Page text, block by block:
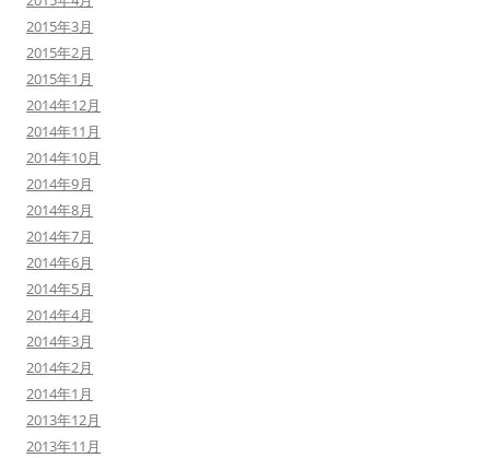
2015年3月
2015年2月
2015年1月
2014年12月
2014年11月
2014年10月
2014年9月
2014年8月
2014年7月
2014年6月
2014年5月
2014年4月
2014年3月
2014年2月
2014年1月
2013年12月
2013年11月